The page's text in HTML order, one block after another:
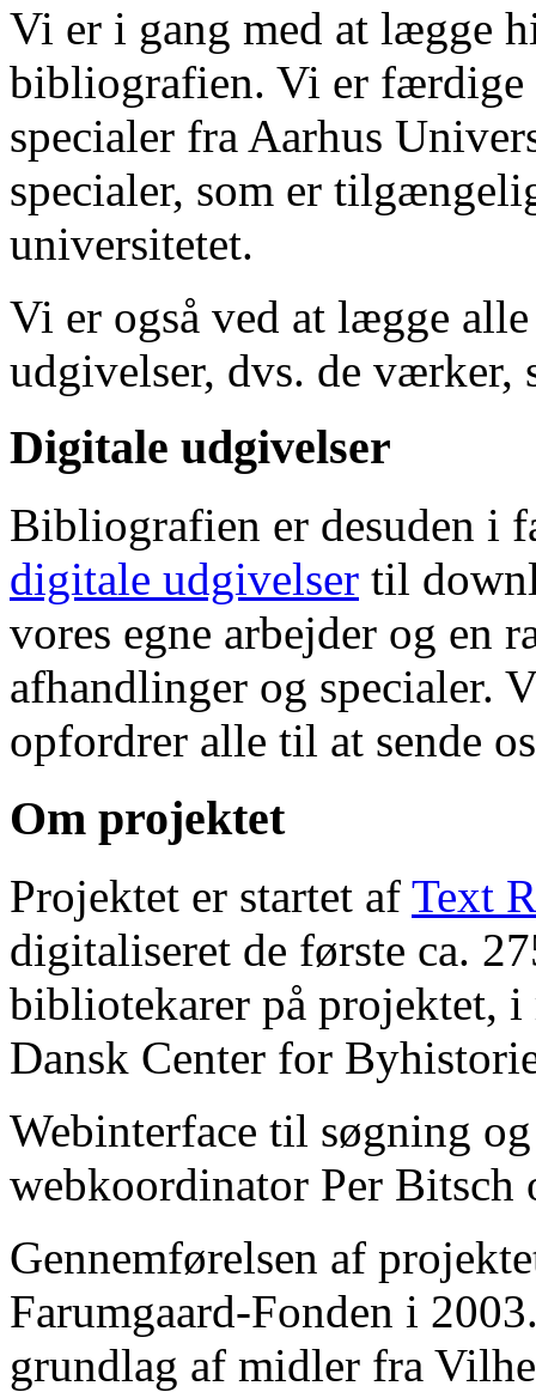
Vi er i gang med at lægge
bibliografien. Vi er færdige
specialer fra Aarhus
specialer, som er
universitetet.
Vi er også ved at lægge
udgivelser, dvs. de værker,
Digitale udgivelser
Bibliografien er desuden i
digitale udgivelser til
vores egne arbejder og en
afhandlinger og specialer.
opfordrer alle til at sende
Om projektet
Projektet er startet af Text
digitaliseret de første ca.
bibliotekarer på projektet, i
Dansk Center for
Webinterface til søgning
webkoordinator Per Bitsch
Gennemførelsen af
Farumgaard-Fonden i
grundlag af midler fra